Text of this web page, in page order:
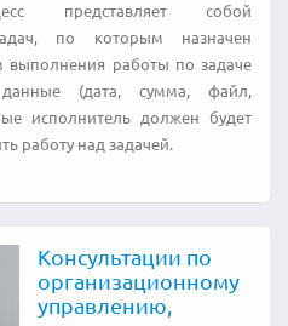
представляет собой
по которым назначен
выполнения работы по задаче
(дата, сумма, файл,
исполнитель должен будет
работу над задачей.
Консультации по
организационному
управлению,